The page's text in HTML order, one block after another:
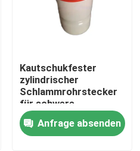
Kautschukfester
zylindrischer
Schlammrohrstecker
für schwere
Umgebungen
Anfrage absenden